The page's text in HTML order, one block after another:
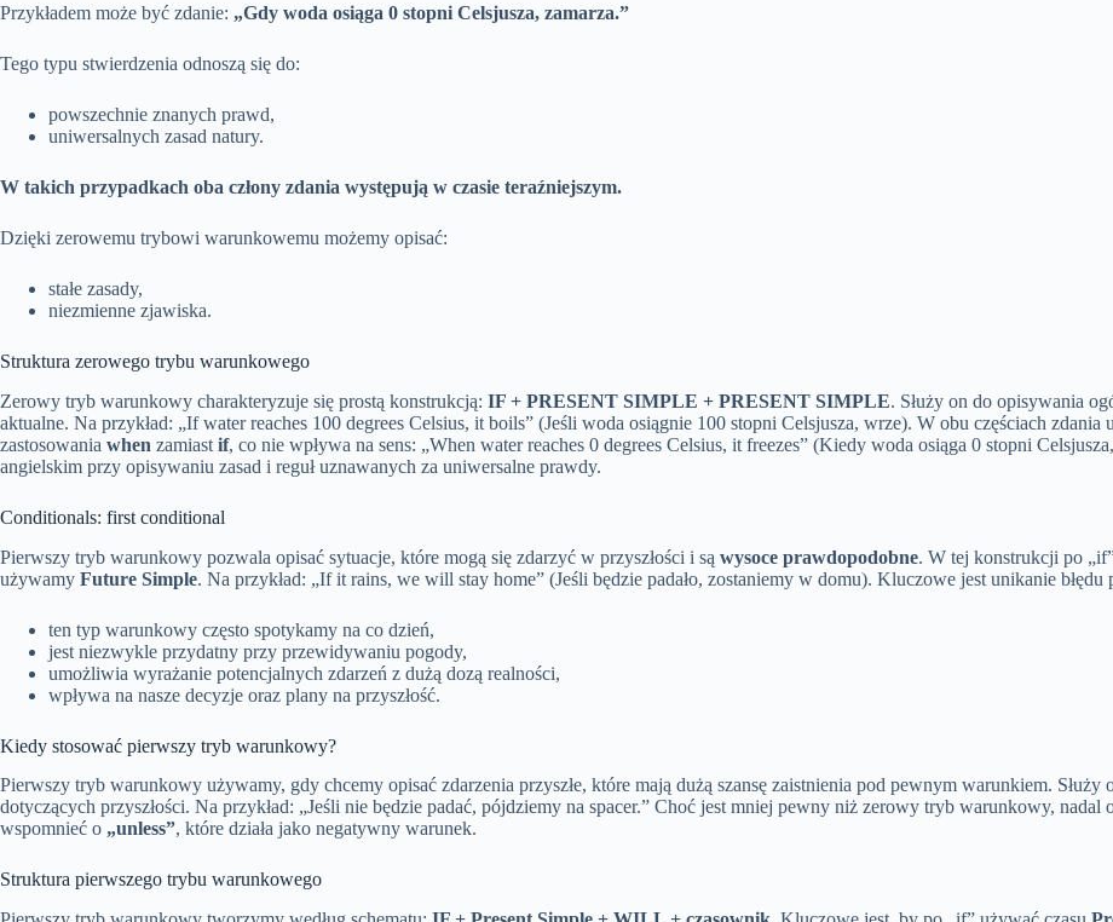
Przykładem może być zdanie: „Gdy woda osiąga 0 stopni Celsjusza, zamarza.”
Tego typu stwierdzenia odnoszą się do:
powszechnie znanych prawd,
uniwersalnych zasad natury.
W takich przypadkach oba człony zdania występują w czasie teraźniejszym.
Dzięki zerowemu trybowi warunkowemu możemy opisać:
stałe zasady,
niezmienne zjawiska.
Struktura zerowego trybu warunkowego
Zerowy tryb warunkowy charakteryzuje się prostą konstrukcją: IF + PRESENT SIMPLE + PRESENT SIMPLE. Służy on do opisywania
aktualne. Na przykład: „If water reaches 100 degrees Celsius, it boils” (Jeśli woda osiągnie 100 stopni Celsjusza, wrze). W obu częściach
zastosowania when zamiast if, co nie wpływa na sens: „When water reaches 0 degrees Celsius, it freezes” (Kiedy woda osiąga 0 stopni
angielskim przy opisywaniu zasad i reguł uznawanych za uniwersalne prawdy.
Conditionals: first conditional
Pierwszy tryb warunkowy pozwala opisać sytuacje, które mogą się zdarzyć w przyszłości i są wysoce prawdopodobne. W tej konstrukcji po
używamy Future Simple. Na przykład: „If it rains, we will stay home” (Jeśli będzie padało, zostaniemy w domu). Kluczowe jest unikanie
ten typ warunkowy często spotykamy na co dzień,
jest niezwykle przydatny przy przewidywaniu pogody,
umożliwia wyrażanie potencjalnych zdarzeń z dużą dozą realności,
wpływa na nasze decyzje oraz plany na przyszłość.
Kiedy stosować pierwszy tryb warunkowy?
Pierwszy tryb warunkowy używamy, gdy chcemy opisać zdarzenia przyszłe, które mają dużą szansę zaistnienia pod pewnym warunkiem.
dotyczących przyszłości. Na przykład: „Jeśli nie będzie padać, pójdziemy na spacer.” Choć jest mniej pewny niż zerowy tryb warunkowy,
wspomnieć o „unless”, które działa jako negatywny warunek.
Struktura pierwszego trybu warunkowego